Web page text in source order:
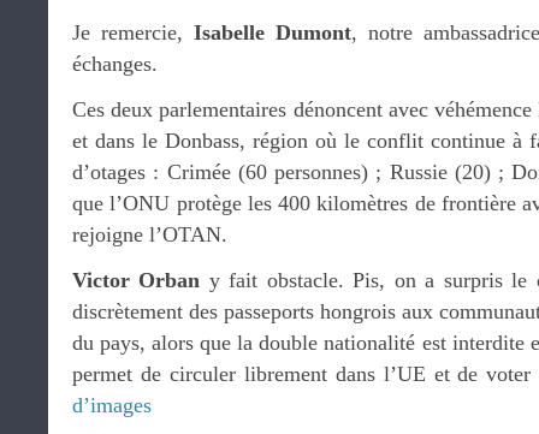
Je remercie, Isabelle Dumont, notre
échanges.
Ces deux parlementaires dénoncent avec
et dans le Donbass, région où le conflit continue à
d’otages : Crimée (60 personnes) ; Russie (20) ;
que l’ONU protège les 400 kilomètres de frontière
rejoigne l’OTAN.
Victor Orban y fait obstacle. Pis, on a surpris le
discrètement des passeports hongrois aux
du pays, alors que la double nationalité est interdite
permet de circuler librement dans l’UE et de
d’images